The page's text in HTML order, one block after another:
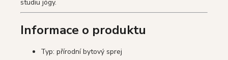
studiu jógy.
Informace o produktu
Typ: přírodní bytový sprej